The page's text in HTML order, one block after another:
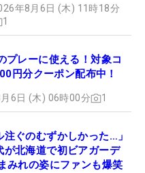
年8月6日 (木) 11時18分
1
プレーに使える！対象コ
円分クーポン配布中！
6日 (木) 06時00分 1
注ぐのむずかしかった…」
が北海道で初ビアガーデ
みれの姿にファンも爆笑